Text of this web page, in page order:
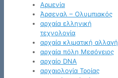
Αρμενία
Άρσεναλ – Ολυμπιακός
αρχαία ελληνική
τεχνολογία
αρχαία κλιματική αλλαγή
αρχαία πόλη Μεσόγειος
αρχαίο DNA
αρχαιολογία Τροίας